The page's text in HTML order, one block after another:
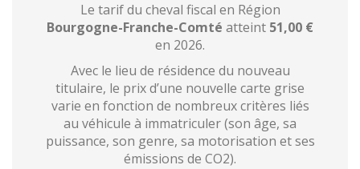
Le tarif du cheval fiscal en Région
Bourgogne-Franche-Comté atteint 51,00 €
en 2026.
Avec le lieu de résidence du nouveau
titulaire, le prix d’une nouvelle carte grise
varie en fonction de nombreux critères liés
au véhicule à immatriculer (son âge, sa
puissance, son genre, sa motorisation et ses
émissions de CO2).